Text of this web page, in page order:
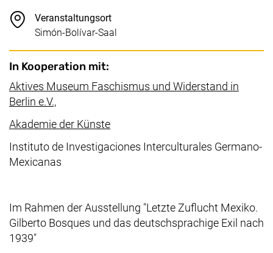
Veranstaltungsort
Simón-Bolívar-Saal
In Kooperation mit:
Aktives Museum Faschismus und Widerstand in
Berlin e.V.,
Akademie der Künste(externer Link, öffnet neues
Instituto de Investigaciones Interculturales Germano-
Mexicanas
Im Rahmen der Ausstellung "Letzte Zuflucht Mexiko.
Gilberto Bosques und das deutschsprachige Exil nach
1939"